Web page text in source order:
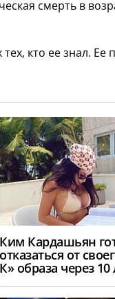
смерть в
кто ее знал. Ее
Ким Кардашьян
отказаться от
К» образа через 10